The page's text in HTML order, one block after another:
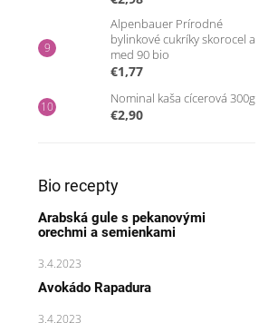
Alpenbauer Prírodné
bylinkové cukríky skorocel a
med 90 bio
€1,77
Nominal kaša cícerová 300g
€2,90
Bio recepty
Arabská gule s pekanovými
orechmi a semienkami
3.4.2023
Avokádo Rapadura
3.4.2023